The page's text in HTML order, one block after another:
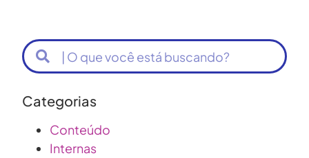
Categorias
Conteúdo
Internas